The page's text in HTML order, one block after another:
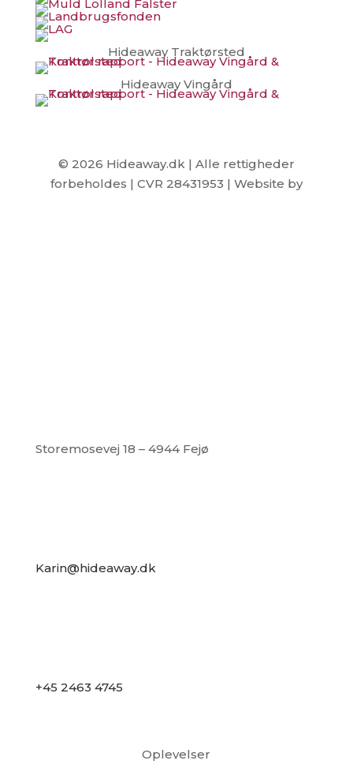
Hideaway Traktørsted
Hideaway Vingård
© 2026 Hideaway.dk | Alle rettigheder
forbeholdes | CVR 28431953 | Website by
Storemosevej 18 – 4944 Fejø
Karin@hideaway.dk
+45 2463 4745
Oplevelser